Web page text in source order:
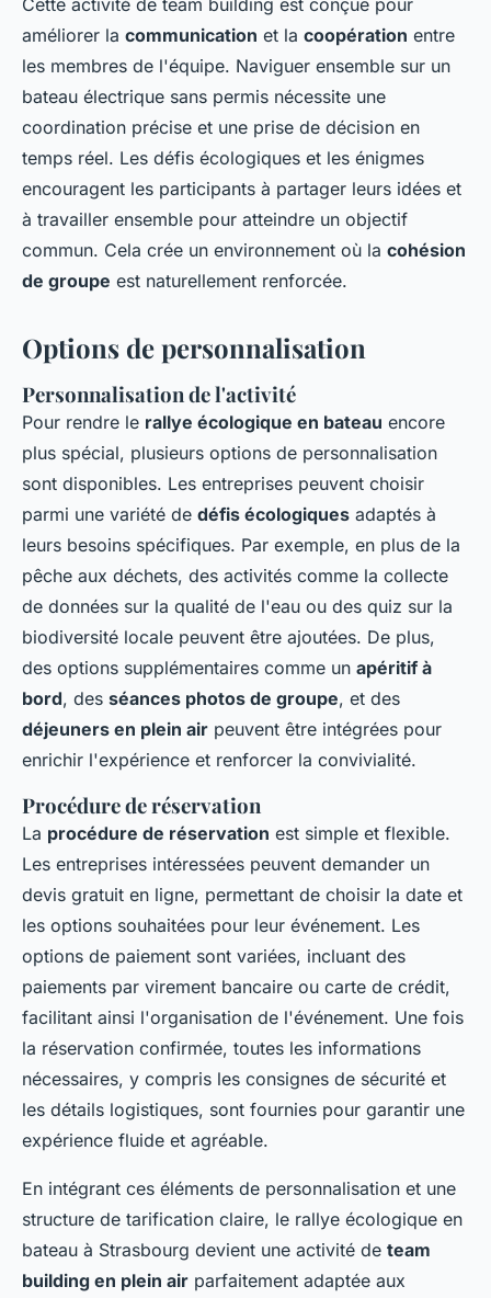
améliorer la communication et la coopération entre
les membres de l'équipe. Naviguer ensemble sur un
bateau électrique sans permis nécessite une
coordination précise et une prise de décision en
temps réel. Les défis écologiques et les énigmes
encouragent les participants à partager leurs idées et
à travailler ensemble pour atteindre un objectif
commun. Cela crée un environnement où la cohésion
de groupe est naturellement renforcée.
Options de personnalisation
Personnalisation de l'activité
Pour rendre le rallye écologique en bateau encore
plus spécial, plusieurs options de personnalisation
sont disponibles. Les entreprises peuvent choisir
parmi une variété de défis écologiques adaptés à
leurs besoins spécifiques. Par exemple, en plus de la
pêche aux déchets, des activités comme la collecte
de données sur la qualité de l'eau ou des quiz sur la
biodiversité locale peuvent être ajoutées. De plus,
des options supplémentaires comme un apéritif à
bord, des séances photos de groupe, et des
déjeuners en plein air peuvent être intégrées pour
enrichir l'expérience et renforcer la convivialité.
Procédure de réservation
La procédure de réservation est simple et flexible.
Les entreprises intéressées peuvent demander un
devis gratuit en ligne, permettant de choisir la date et
les options souhaitées pour leur événement. Les
options de paiement sont variées, incluant des
paiements par virement bancaire ou carte de crédit,
facilitant ainsi l'organisation de l'événement. Une fois
la réservation confirmée, toutes les informations
nécessaires, y compris les consignes de sécurité et
les détails logistiques, sont fournies pour garantir une
expérience fluide et agréable.
En intégrant ces éléments de personnalisation et une
structure de tarification claire, le rallye écologique en
bateau à Strasbourg devient une activité de team
building en plein air parfaitement adaptée aux